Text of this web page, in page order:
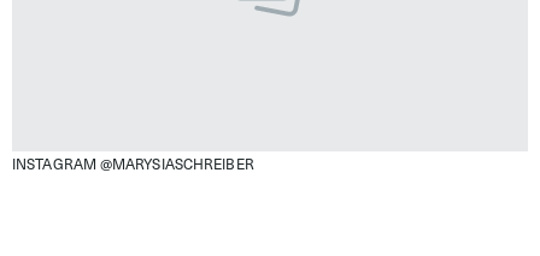
INSTAGRAM @MARYSIASCHREIBER